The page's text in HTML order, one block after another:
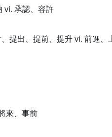
vi. 承認、容許
提出、提前、提升 vi. 前進
來、事前